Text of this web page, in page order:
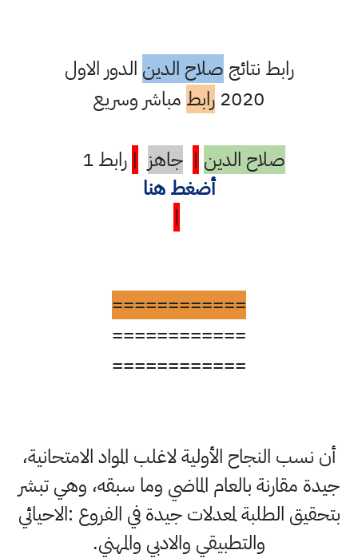
رابط نتائجصلاح الدين الدور الاول
2020 رابط مباشر وسريع
صلاح الدين | جاهز | رابط 1
أضغط هنا
|
============
============
============
أن نسب النجاح الأولية لاغلب المواد الامتحانية،
جيدة مقارنة بالعام الماضي وما سبقه، وهي تبشر
بتحقيق الطلبة لمعدلات جيدة في الفروع :الاحيائي
والتطبيقي والادبي والمهني.